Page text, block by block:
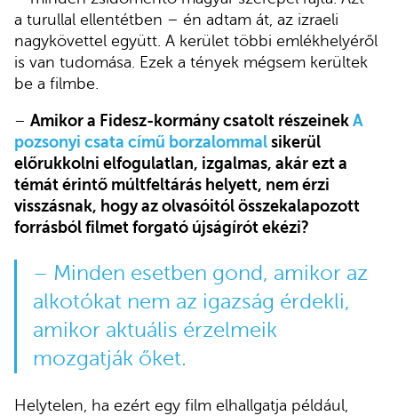
a turullal ellentétben – én adtam át, az izraeli
nagykövettel együtt. A kerület többi emlékhelyéről
is van tudomása. Ezek a tények mégsem kerültek
be a filmbe.
– Amikor a Fidesz-kormány csatolt részeinek A
pozsonyi csata című borzalommal sikerül
előrukkolni elfogulatlan, izgalmas, akár ezt a
témát érintő múltfeltárás helyett, nem érzi
visszásnak, hogy az olvasóitól összekalapozott
forrásból filmet forgató újságírót ekézi?
– Minden esetben gond, amikor az
alkotókat nem az igazság érdekli,
amikor aktuális érzelmeik
mozgatják őket.
Helytelen, ha ezért egy film elhallgatja például,